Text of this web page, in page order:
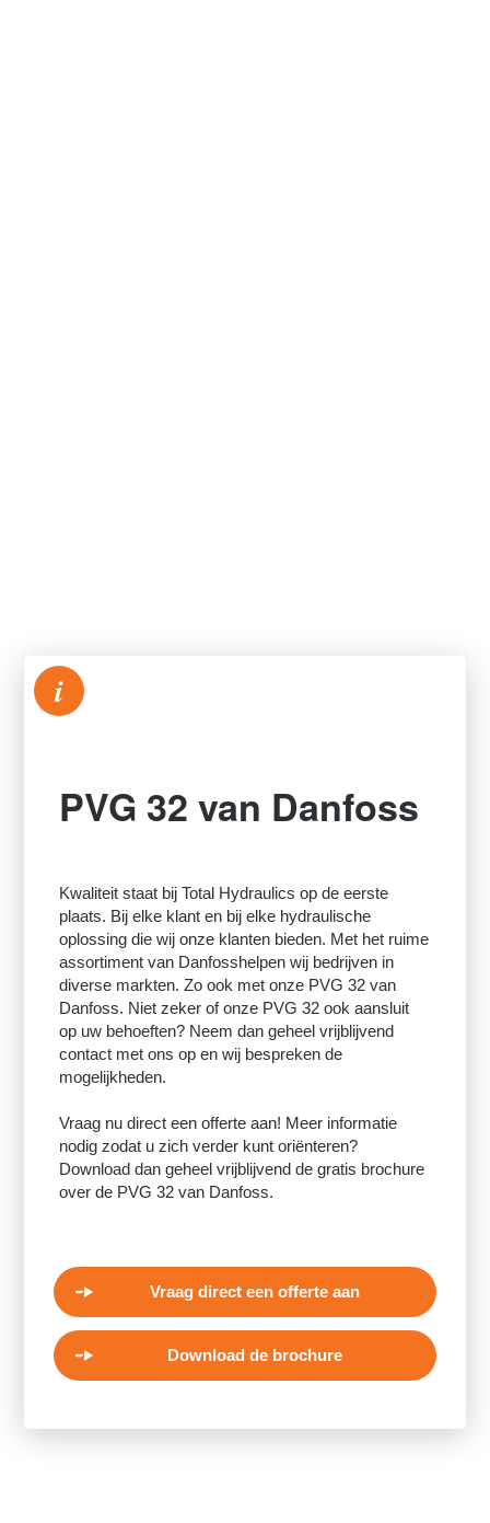
i
PVG 32 van Danfoss
Kwaliteit staat bij Total Hydraulics op de eerste
plaats. Bij elke klant en bij elke hydraulische
oplossing die wij onze klanten bieden. Met het ruime
assortiment van Danfosshelpen wij bedrijven in
diverse markten. Zo ook met onze PVG 32 van
Danfoss. Niet zeker of onze PVG 32 ook aansluit
op uw behoeften? Neem dan geheel vrijblijvend
contact met ons op en wij bespreken de
mogelijkheden.
Vraag nu direct een offerte aan! Meer informatie
nodig zodat u zich verder kunt oriënteren?
Download dan geheel vrijblijvend de gratis brochure
over de PVG 32 van Danfoss.
Vraag direct een offerte aan
Download de brochure